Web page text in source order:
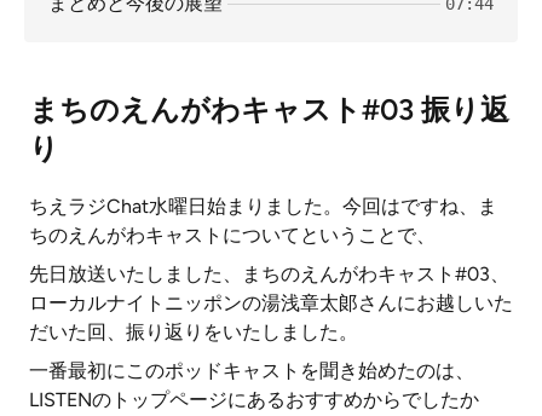
まちのえんがわキャスト#03 振り返
り
ちえラジChat水曜日始まりました。今回はですね、ま
ちのえんがわキャストについてということで、
先日放送いたしました、まちのえんがわキャスト#03、
ローカルナイトニッポンの湯浅章太郞さんにお越しいた
だいた回、振り返りをいたしました。
一番最初にこのポッドキャストを聞き始めたのは、
LISTENのトップページにあるおすすめからでしたか